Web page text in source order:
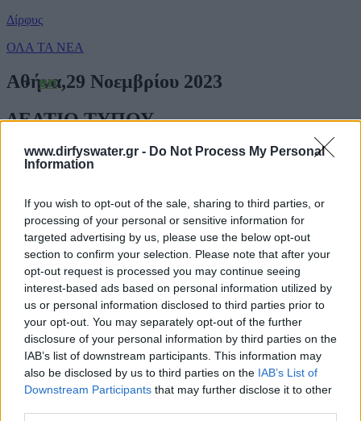
www.dirfyswater.gr - Do Not Process My Personal
Information
If you wish to opt-out of the sale, sharing to third parties, or
processing of your personal or sensitive information for
targeted advertising by us, please use the below opt-out
section to confirm your selection. Please note that after your
opt-out request is processed you may continue seeing
interest-based ads based on personal information utilized by
us or personal information disclosed to third parties prior to
your opt-out. You may separately opt-out of the further
disclosure of your personal information by third parties on the
IAB’s list of downstream participants. This information may
also be disclosed by us to third parties on the IAB’s List of
Downstream Participants that may further disclose it to other
Δίρφυς
en
Facebook
Instagram
Youtube
MENU
ΟΛΑ ΤΑ ΝΕΑ
Αθήνα,29 Νοεμβρίου 2023
ΔΕΛΤΙΟ ΤΥΠΟΥ
Η Δίρφυς χορηγός της ΠΑΝΑΧΑΪΚΗΣ
Η εταιρεία εμφιάλωσης νερού Δίρφυς ΑΕ αποτελεί χορηγό της
ιστορικής ομάδας ποδοσφαίρου, ΠΑΝΑΧΑΪΚΗΣ, για την
αγωνιστική περίοδο 2023-2024, στηρίζοντας το δημοφιλές άθλημα
του ποδοσφαίρου.
Ειδικότερα η Δίρφυς, προσφέρει στους παίκτες της ομάδας την
απαιτούμενη ενυδάτωση αποτελώντας «σύμμαχό» τους στις
προπονήσεις και στα παιχνίδια τους. Βρισκόμενη στο πλευρό των
παικτών και της διοίκησης, η εταιρεία συμβάλλει με τις δικές της
δυνάμεις στην καλή αγωνιστική απόδοση της ΠΑΝΑΧΑΪΚΗΣ.
Με την έναρξη της χορηγικής αυτής συνεργασίας η Δίρφυς
επιδιώκει την ανάπτυξη και προώθηση του «ευ αγωνίζεσθαι»,
αναγνωρίζοντας την αξία του αθλητισμού ως παράγοντα ανάπτυξης
της τοπικής κοινωνίας.